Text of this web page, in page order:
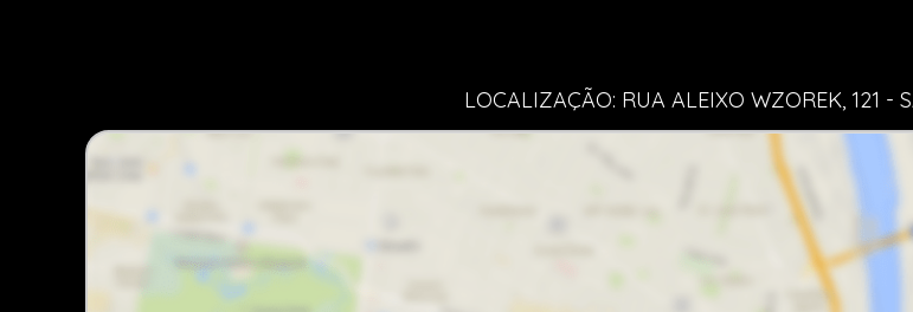
LOCALIZAÇÃO: RUA ALEIXO WZOREK, 121 -